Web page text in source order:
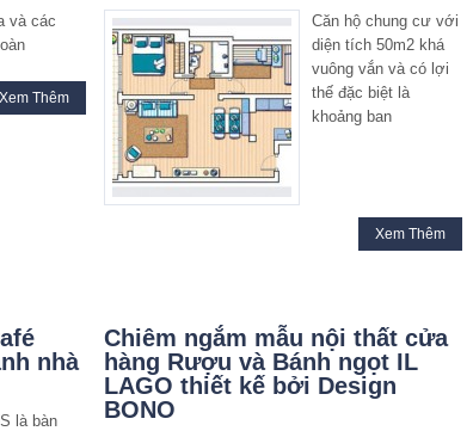
và các
Xem Thêm
Căn hộ chung cư với
diện tích 50m2 khá
vuông vắn và có lợi
thế đặc biệt là
khoảng ban
Xem Thêm
nhà
là bàn
Chiêm ngắm mẫu nội thất cửa
hàng Rượu và Bánh ngọt IL
LAGO thiết kế bởi Design
BONO